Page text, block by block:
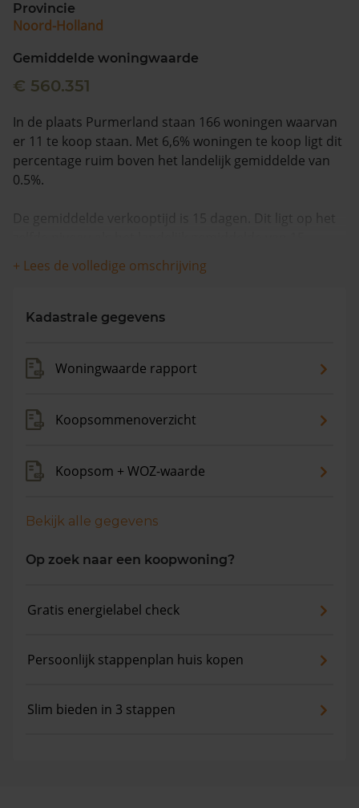
088 220 4200
Maandag t/m vrijdag - 08:00 -18:00
Provincie
Noord-Holland
Gemiddelde woningwaarde
€ 560.351
In de plaats Purmerland staan 166 woningen waarvan
er 11 te koop staan. Met 6,6% woningen te koop ligt dit
percentage ruim boven het landelijk gemiddelde van
0.5%.
De gemiddelde verkooptijd is 15 dagen. Dit ligt op het
dagen.
gemiddelde vraagprijs is €1.063.552. In de afgelopen 12
+ Lees de volledige omschrijving
Kadastrale gegevens
Woningwaarde rapport
Koopsommenoverzicht
Koopsom + WOZ-waarde
Bekijk alle gegevens
Op zoek naar een koopwoning?
Gratis energielabel check
Persoonlijk stappenplan huis kopen
Slim bieden in 3 stappen